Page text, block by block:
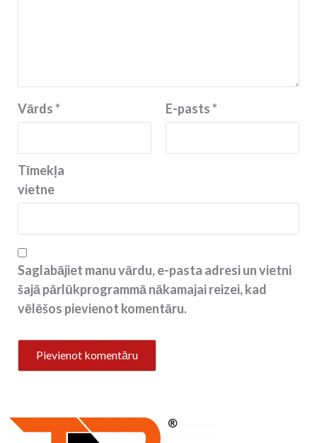
Vārds* E-pasts*
Tīmekļa
vietne
Saglabājiet manu vārdu, e-pasta adresi un vietni
šajā pārlūkprogrammā nākamajai reizei, kad
vēlēšos pievienot komentāru.